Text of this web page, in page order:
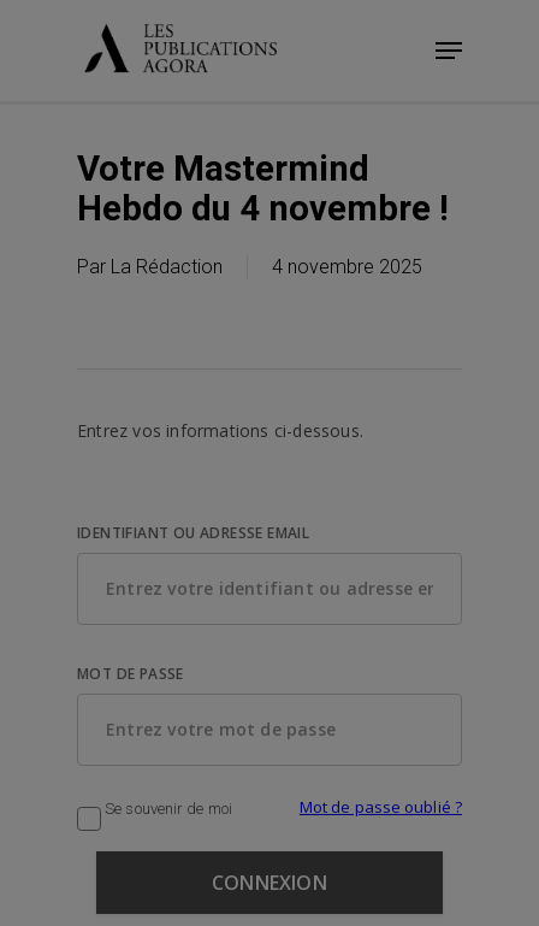
Menu
Votre Mastermind
Hebdo du 4 novembre !
Par La Rédaction 4 novembre 2025
Entrez vos informations ci-dessous.
IDENTIFIANT OU ADRESSE EMAIL
MOT DE PASSE
Se souvenir de moi Mot de passe oublié ?